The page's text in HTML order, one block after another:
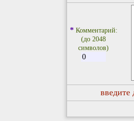
* Комментарий:
(до 2048
символов)